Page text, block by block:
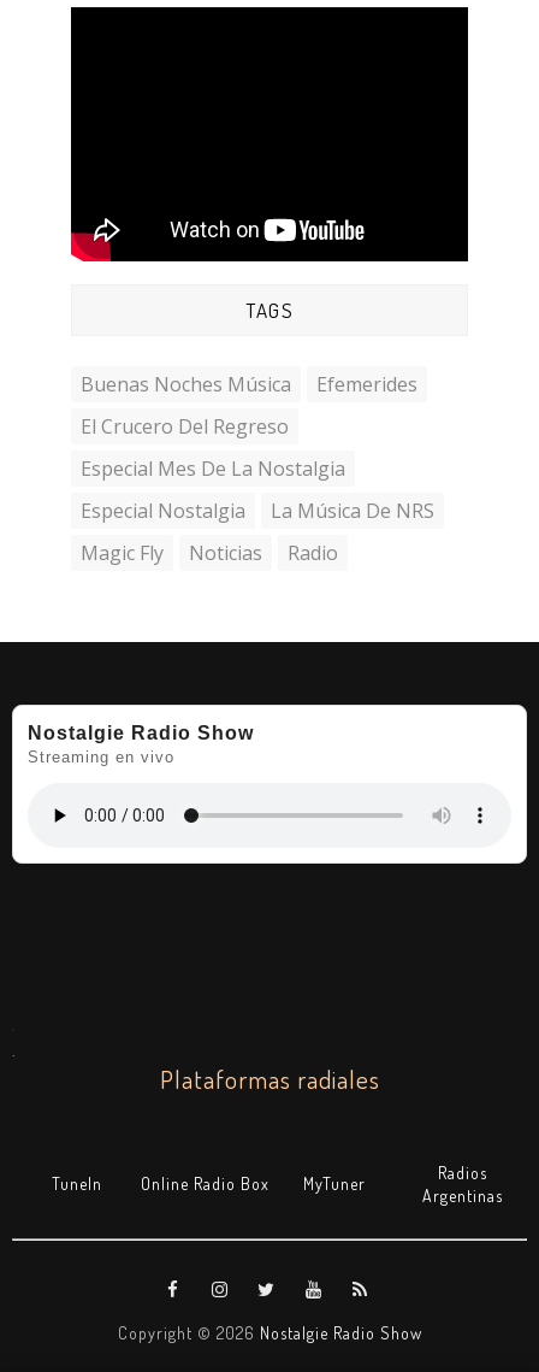
TAGS
Buenas Noches Música
Efemerides
El Crucero Del Regreso
Especial Mes De La Nostalgia
Especial Nostalgia
La Música De NRS
Magic Fly
Noticias Radio
Nostalgie Radio Show
Streaming en vivo
.
Plataformas radiales
TuneIn Online Radio Box MyTuner
Radios
Argentinas
Copyright © 2026 Nostalgie Radio Show